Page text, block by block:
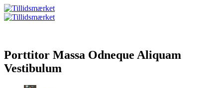
Fortsæt
til
Porttitor Massa Odneque Aliquam
Vestibulum